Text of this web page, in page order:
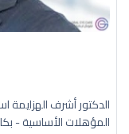
الدكتور أشرف
المؤهلات الأساسية -